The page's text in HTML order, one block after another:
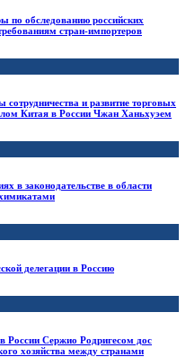
по обследованию российских
стран-импортеров
и развитие торговых
Китая в России Чжан Ханьхуэем
в законодательстве в области
делегации в Россию
России Сержио Родригесом дос
хозяйства между странами